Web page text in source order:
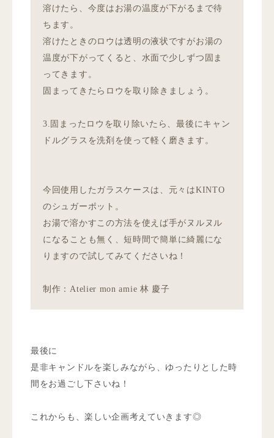
溶けたら、今度はお湯の温度が下がるまで待
ちます。
溶けたときのロウは透明の液状ですがお湯の
温度が下がってくると、水面で少しずつ固ま
ってきます。
固まってきたらロウを取り除きましょう。
3.固まったロウを取り除いたら、最後にキャン
ドルグラスを洗剤を使って軽く磨きます。
今回使用したガラスケースは、元々はKINTO
のシュガーポット。
お湯で溶かすこの方法を使えば手がヌルヌル
になることも無く、 短時間で簡単に綺麗にな
りますので試してみてくださいね！
制作：Atelier mon amie 林 慶子
最後に
是非キャンドルを楽しみながら、ゆったりとした時
間をお過ごし下さいね！
これからも、楽しい企画考えていきます◎